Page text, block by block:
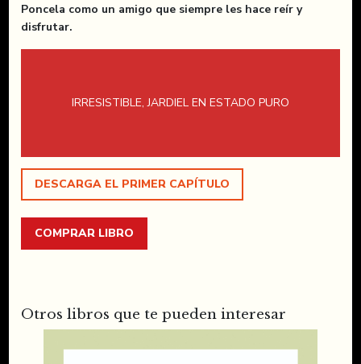
Poncela como un amigo que siempre les hace reír y
disfrutar.
IRRESISTIBLE, JARDIEL EN ESTADO PURO
DESCARGA EL PRIMER CAPÍTULO
COMPRAR LIBRO
Otros libros que te pueden interesar